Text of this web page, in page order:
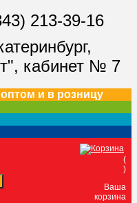
213-39-16
кабинет № 7
и в розницу
(
)
Ваша
корзина